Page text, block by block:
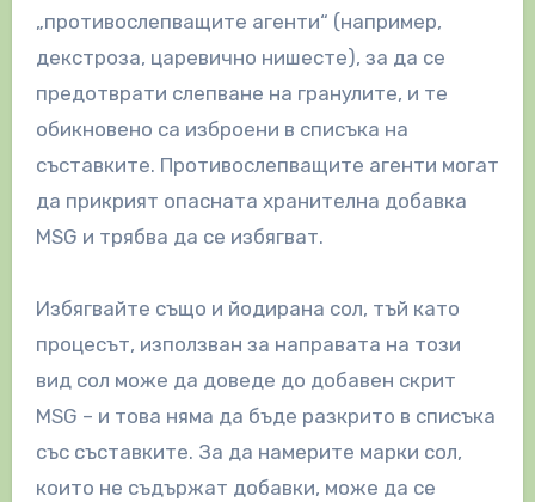
„противослепващите агенти“ (например,
декстроза, царевично нишесте), за да се
предотврати слепване на гранулите, и те
обикновено са изброени в списъка на
съставките. Противослепващите агенти могат
да прикрият опасната хранителна добавка
MSG и трябва да се избягват.
Избягвайте също и йодирана сол, тъй като
процесът, използван за направата на този
вид сол може да доведе до добавен скрит
MSG – и това няма да бъде разкрито в списъка
със съставките. За да намерите марки сол,
които не съдържат добавки, може да се